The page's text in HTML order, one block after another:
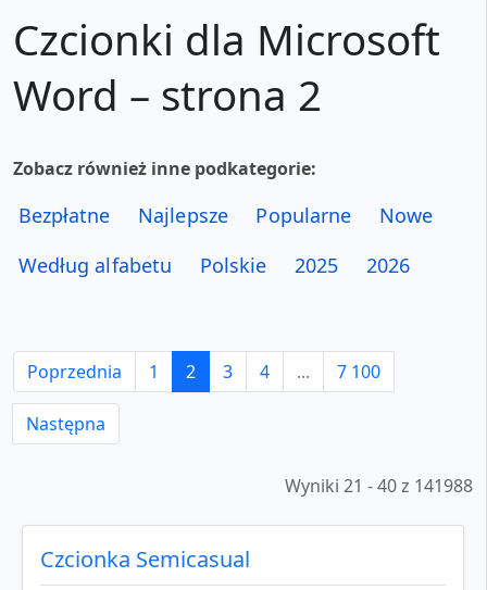
Czcionki dla Microsoft
Word – strona 2
Zobacz również inne podkategorie:
Bezpłatne Najlepsze Popularne
Nowe
Według alfabetu
Polskie 2025 2026
Poprzednia 1 2 3 4 ... 7 100
Następna
Wyniki 21 - 40 z 141988
Czcionka Semicasual